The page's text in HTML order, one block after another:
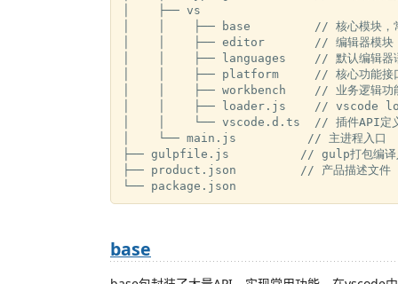
│    ├── vs
│    │    ├── base         // 核心模块，常
│    │    ├── editor       // 编辑器模块
│    │    ├── languages    // 默认编辑器语
│    │    ├── platform     // 核心功能接口
│    │    ├── workbench    // 业务逻辑功
│    │    ├── loader.js    // vscode
│    │    └── vscode.d.ts  // 插件API定
│    └── main.js          // 主进程入口
├── gulpfile.js          // gulp打包编译
├── product.json         // 产品描述文件
base